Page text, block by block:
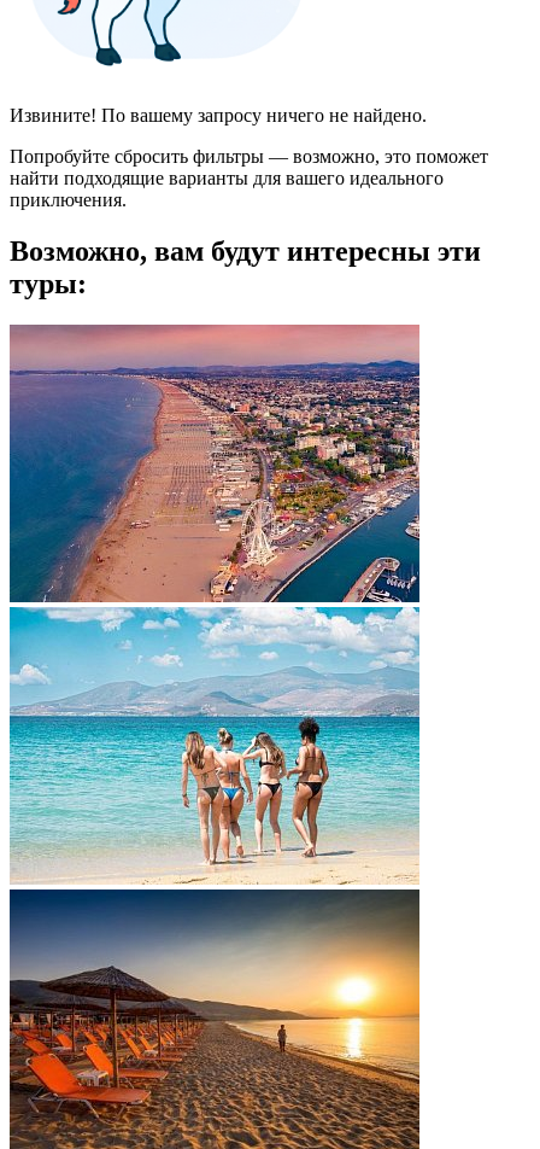
Извините! По вашему запросу ничего не найдено.
Попробуйте сбросить фильтры — возможно, это поможет
найти подходящие варианты для вашего идеального
приключения.
Возможно, вам будут интересны эти
туры: